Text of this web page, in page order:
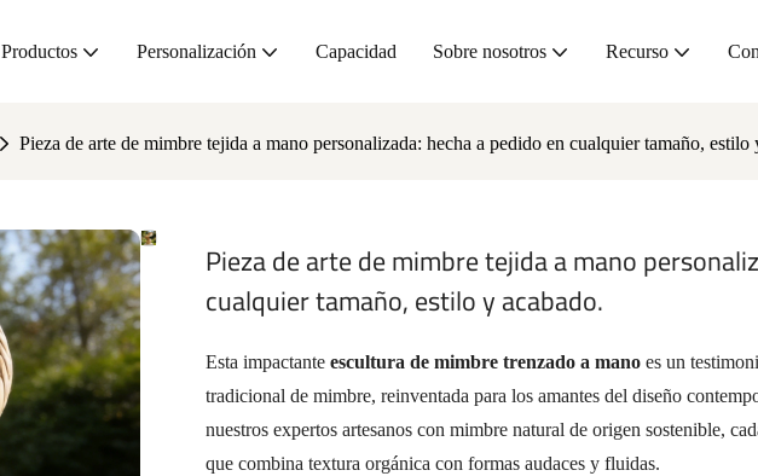
Productos Personalización Capacidad Sobre nosotros Recurso
Pieza de arte de mimbre tejida a mano personalizada: hecha a pedido en cualquier tamaño, estilo
Pieza de arte de mimbre tejida a mano
cualquier tamaño, estilo y acabado.
Esta impactante escultura de mimbre trenzado a mano es un
tradicional de mimbre, reinventada para los amantes del diseño
nuestros expertos artesanos con mimbre natural de origen sostenible,
que combina textura orgánica con formas audaces y fluidas.